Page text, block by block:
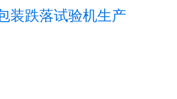
装跌落试验机生产